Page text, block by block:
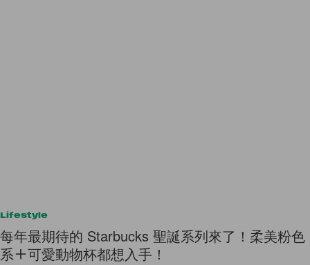
Lifestyle
每年最期待的 Starbucks 聖誕系列來了！柔美粉色
系＋可愛動物杯都想入手！